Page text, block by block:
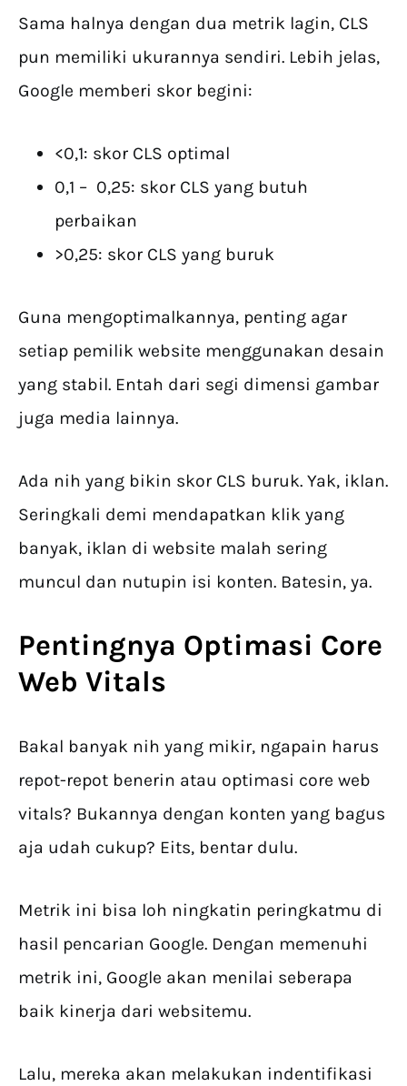
Sama halnya dengan dua metrik lagin, CLS
pun memiliki ukurannya sendiri. Lebih jelas,
Google memberi skor begini:
<0,1: skor CLS optimal
0,1 – 0,25: skor CLS yang butuh
perbaikan
>0,25: skor CLS yang buruk
Guna mengoptimalkannya, penting agar
setiap pemilik website menggunakan desain
yang stabil. Entah dari segi dimensi gambar
juga media lainnya.
Ada nih yang bikin skor CLS buruk. Yak, iklan.
Seringkali demi mendapatkan klik yang
banyak, iklan di website malah sering
muncul dan nutupin isi konten. Batesin, ya.
Pentingnya Optimasi Core
Web Vitals
Bakal banyak nih yang mikir, ngapain harus
repot-repot benerin atau optimasi core web
vitals? Bukannya dengan konten yang bagus
aja udah cukup? Eits, bentar dulu.
Metrik ini bisa loh ningkatin peringkatmu di
hasil pencarian Google. Dengan memenuhi
metrik ini, Google akan menilai seberapa
baik kinerja dari websitemu.
Lalu, mereka akan melakukan indentifikasi